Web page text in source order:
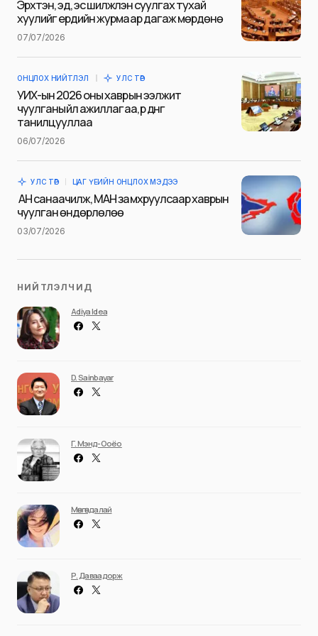
Сэтгэгдэл*
time I comment.
Илгээх
Эрхтэн, эд, эс шилжүүлэн суулгах тухай
хуулийг ердийн журмаар дагаж мөрдөнө
07/07/2026
ОНЦЛОХ НИЙТЛЭЛ УЛС ТӨР
УИХ-ын 2026 оны хаврын ээлжит
чуулганы үйл ажиллагаа, үр дүнг
танилцууллаа
06/07/2026
УЛС ТӨР ЦАГ ҮЕИЙН ОНЦЛОХ МЭДЭЭ
АН санаачилж, МАН замхруулсаар хаврын
чуулган өндөрлөлөө
03/07/2026
НИЙТЛЭЛЧИД
Adiya Idea
D. Sainbayar
Г. Мэнд-Ооёо
Мөнгөндалай
Р. Даваадорж